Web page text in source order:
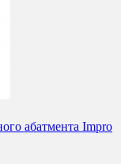
абатмента Impro